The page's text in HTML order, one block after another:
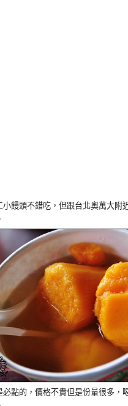
小饅頭不錯吃，但跟台北奧萬大附
必點的，價格不貴但是份量很多，